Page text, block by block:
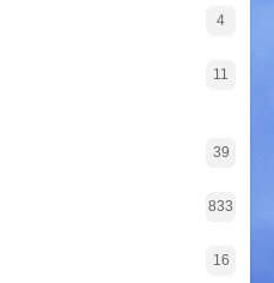
4
11
39
833
16